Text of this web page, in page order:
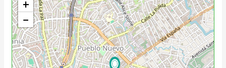
+
−